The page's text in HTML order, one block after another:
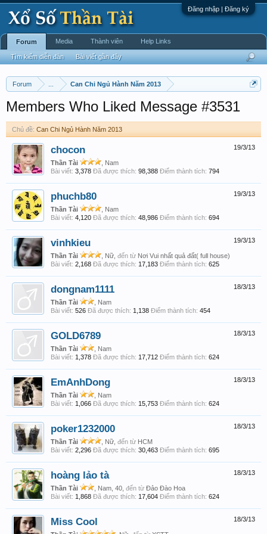
Đăng nhập | Đăng ký
Forum Can Chi Ngủ Hành Năm 2013
Members Who Liked Message #3531
Chủ đề: Can Chi Ngủ Hành Năm 2013
19/3/13
chocon
Thần Tài
, Nam
Bài viết: 3,378 Đã được thích: 98,388 Điểm thành tích: 794
19/3/13
phuchb80
Thần Tài
, Nam
Bài viết: 4,120 Đã được thích: 48,986 Điểm thành tích: 694
19/3/13
vinhkieu
Thần Tài , Nữ, đến từ Nơi Vui nhất quả đất( full house)
Bài viết: 2,168 Đã được thích: 17,183 Điểm thành tích: 625
18/3/13
dongnam1111
Thần Tài
, Nam
Bài viết: 526 Đã được thích: 1,138 Điểm thành tích: 454
18/3/13
GOLD6789
Thần Tài
, Nam
Bài viết: 1,378 Đã được thích: 17,712 Điểm thành tích: 624
18/3/13
EmAnhDong
Thần Tài
, Nam
Bài viết: 1,066 Đã được thích: 15,753 Điểm thành tích: 624
18/3/13
poker1232000
Thần Tài , Nữ, đến từ HCM
Bài viết: 2,296 Đã được thích: 30,463 Điểm thành tích: 695
18/3/13
hoàng lảo tà
Thần Tài , Nam, 40, đến từ Đảo Đào Hoa
Bài viết: 1,868 Đã được thích: 17,604 Điểm thành tích: 624
18/3/13
Miss Cool
Forum
Tìm kiếm diễn đàn Bài viết gần đây
Media Thành viên Help Links